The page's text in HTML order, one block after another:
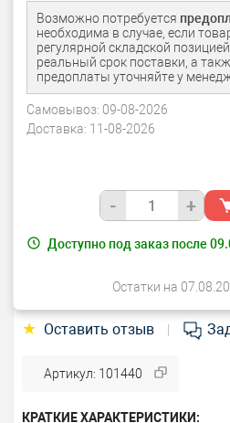
Возможно потребуется
необходима в случае, если
регулярной складской
реальный срок поставки, а
предоплаты уточняйте у
Самовывоз: 09-08-2026
Доставка: 11-08-2026
- +
Доступно под заказ после
Остатки на
★ Оставить отзыв
Артикул: 101440
КРАТКИЕ ХАРАКТЕРИСТИКИ: